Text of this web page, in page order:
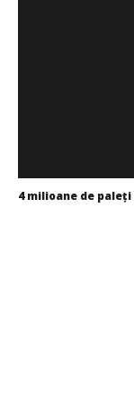
4 milioane de paleți